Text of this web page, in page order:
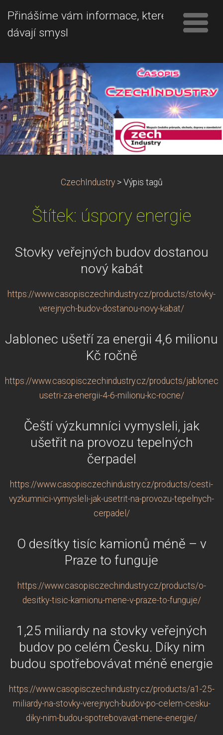
Přinášíme vám informace, které
dávají smysl
CzechIndustry > Výpis tagů
Štítek: úspory energie
Stovky veřejných budov dostanou
nový kabát
https://www.casopisczechindustry.cz/products/stovky-
verejnych-budov-dostanou-novy-kabat/
Jablonec ušetří za energii 4,6 milionu
Kč ročně
https://www.casopisczechindustry.cz/products/jablonec-
usetri-za-energii-4-6-milionu-kc-rocne/
Čeští výzkumníci vymysleli, jak
ušetřit na provozu tepelných
čerpadel
https://www.casopisczechindustry.cz/products/cesti-
vyzkumnici-vymysleli-jak-usetrit-na-provozu-tepelnych-
cerpadel/
O desítky tisíc kamionů méně – v
Praze to funguje
https://www.casopisczechindustry.cz/products/o-
desitky-tisic-kamionu-mene-v-praze-to-funguje/
1,25 miliardy na stovky veřejných
budov po celém Česku. Díky nim
budou spotřebovávat méně energie
https://www.casopisczechindustry.cz/products/a1-25-
miliardy-na-stovky-verejnych-budov-po-celem-cesku-
diky-nim-budou-spotrebovavat-mene-energie/